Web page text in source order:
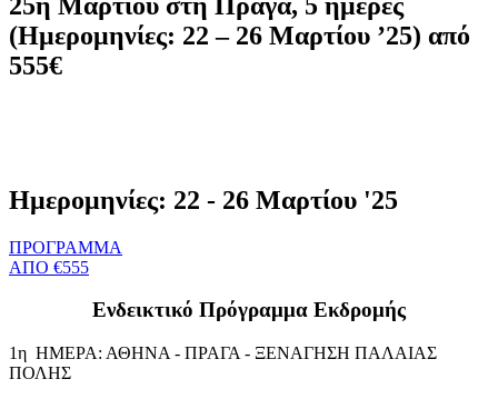
(Ημερομηνίες: 22 – 26 Μαρτίου ’25) από
555€
Ημερομηνίες: 22 - 26 Μαρτίου '25
ΠΡΟΓΡΑΜΜΑ
ΑΠΟ €555
Ενδεικτικό Πρόγραμμα Εκδρομής
1η ΗΜΕΡΑ: ΑΘΗΝΑ - ΠΡΑΓΑ - ΞΕΝΑΓΗΣΗ ΠΑΛAΙΑΣ
ΠΟΛΗΣ